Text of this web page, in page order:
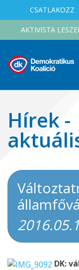
CSATLAKOZZ
AKTIVISTA
Hírek -
DK: